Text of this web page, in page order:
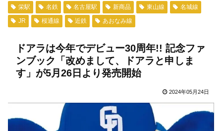
栄駅 名鉄 名古屋駅 新商品 東山線
名城線
JR
桜通線 近鉄 あおなみ線
ドアラは今年でデビュー30周年!! 記念ファ
ンブック「改めまして、ドアラと申しま
す」が5月26日より発売開始
2024年05月24日